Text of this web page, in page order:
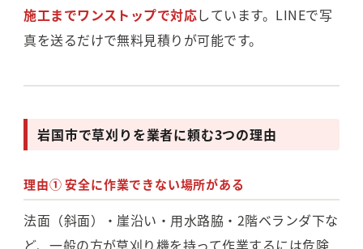
施工までワンストップで対応しています。LINEで写
真を送るだけで無料見積りが可能です。
岩国市で草刈りを業者に頼む3つの理由
理由① 安全に作業できない場所がある
法面（斜面）・崖沿い・用水路脇・2階ベランダ下な